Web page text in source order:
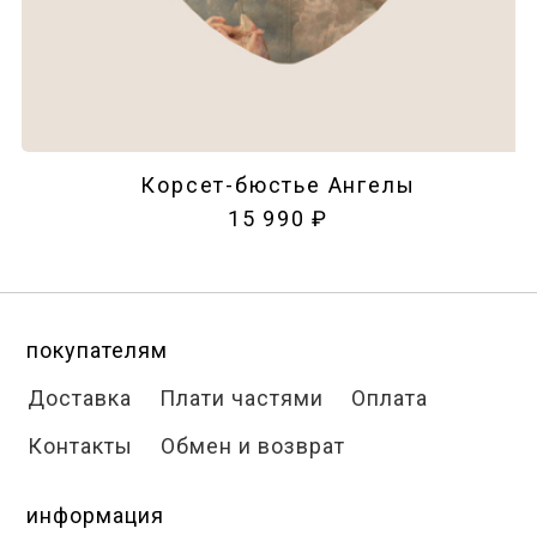
Корсет-бюстье Ангелы
15 990 ₽
покупателям
Доставка
Плати частями
Оплата
Контакты
Обмен и возврат
информация